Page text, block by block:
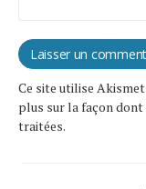
Ce site utilise
plus sur la façon
traitées.